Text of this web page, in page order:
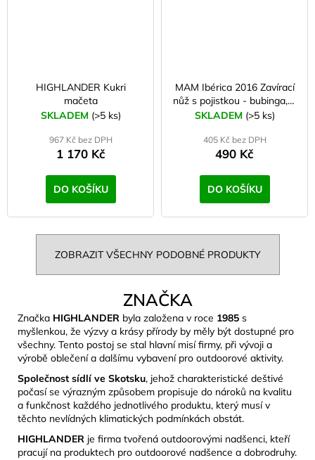
HIGHLANDER Kukri
mačeta
SKLADEM (>5 ks)
967 Kč bez DPH
1 170 Kč
DO KOŠÍKU
MAM Ibérica 2016 Zavírací
nůž s pojistkou - bubinga, 9
cm
SKLADEM (>5 ks)
405 Kč bez DPH
490 Kč
DO KOŠÍKU
ZOBRAZIT VŠECHNY PODOBNÉ PRODUKTY
ZNAČKA
Značka HIGHLANDER byla založena v roce 1985 s
myšlenkou, že výzvy a krásy přírody by měly být dostupné pro
všechny. Tento postoj se stal hlavní misí firmy, při vývoji a
výrobě oblečení a dalšímu vybavení pro outdoorové aktivity.
Společnost sídlí ve Skotsku, jehož charakteristické deštivé
počasí se výrazným způsobem propisuje do nároků na kvalitu
a funkčnost každého jednotlivého produktu, který musí v
těchto nevlídných klimatických podmínkách obstát.
HIGHLANDER je firma tvořená outdoorovými nadšenci, kteří
pracují na produktech pro outdoorové nadšence a dobrodruhy.